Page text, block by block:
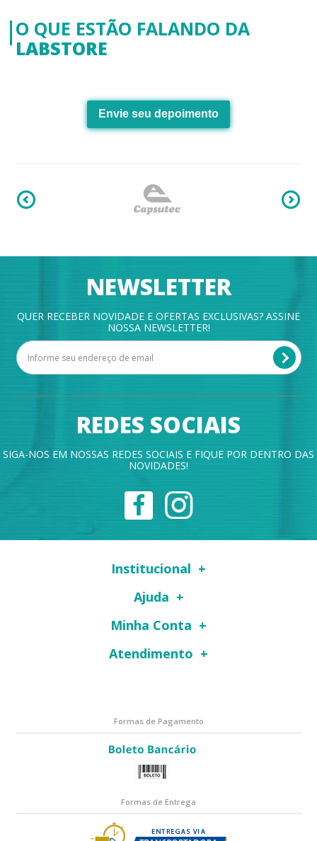
O QUE ESTÃO FALANDO DA
LABSTORE
Envie seu depoimento
NEWSLETTER
QUER RECEBER NOVIDADE E OFERTAS EXCLUSIVAS? ASSINE
NOSSA NEWSLETTER!
REDES SOCIAIS
SIGA-NOS EM NOSSAS REDES SOCIAIS E FIQUE POR DENTRO DAS
NOVIDADES!
Institucional
Ajuda
Minha Conta
Atendimento
Formas de Pagamento
Formas de Entrega